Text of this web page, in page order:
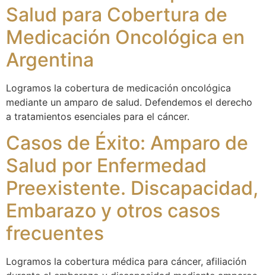
Salud para Cobertura de
Medicación Oncológica en
Argentina
Logramos la cobertura de medicación oncológica
mediante un amparo de salud. Defendemos el derecho
a tratamientos esenciales para el cáncer.
Casos de Éxito: Amparo de
Salud por Enfermedad
Preexistente. Discapacidad,
Embarazo y otros casos
frecuentes
Logramos la cobertura médica para cáncer, afiliación